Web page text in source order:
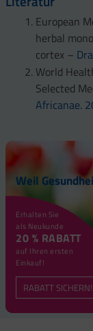
European
herbal
cortex –
World
Selected
Africanae.
Weil
Erhalten Sie
als Neukunde
20 % RABATT
auf Ihren ersten
Einkauf!
RABATT SICHERN!